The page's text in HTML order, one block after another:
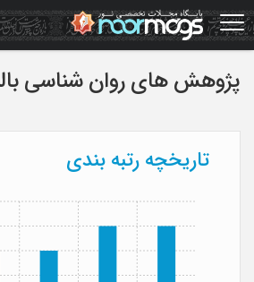
Skip
to
main
پژوهش های روان شناسی
تاریخچه رتبه بندی